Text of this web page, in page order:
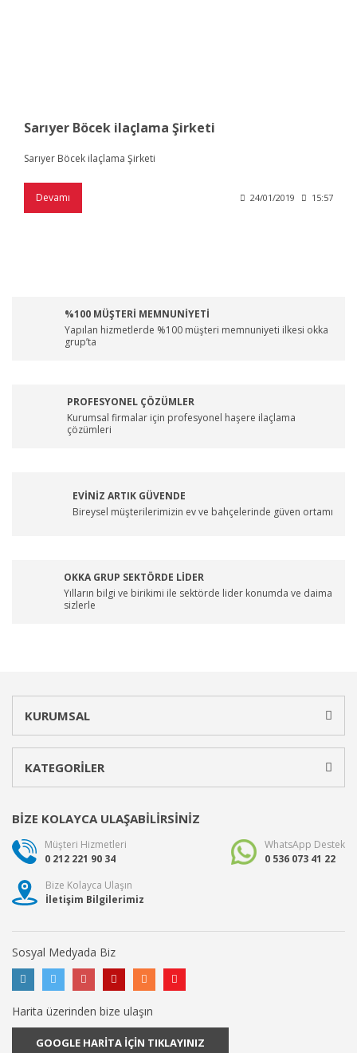
Sarıyer Böcek ilaçlama Şirketi
Sarıyer Böcek ilaçlama Şirketi
Devamı 24/01/2019 15:57
%100 MÜŞTERİ MEMNUNİYETİ
Yapılan hizmetlerde %100 müşteri memnuniyeti ilkesi okka
grup’ta
PROFESYONEL ÇÖZÜMLER
Kurumsal firmalar için profesyonel haşere ilaçlama
çözümleri
EVİNİZ ARTIK GÜVENDE
Bireysel müşterilerimizin ev ve bahçelerinde güven ortamı
OKKA GRUP SEKTÖRDE LİDER
Yılların bilgi ve birikimi ile sektörde lider konumda ve daima
sizlerle
KURUMSAL
KATEGORİLER
BİZE KOLAYCA ULAŞABİLİRSİNİZ
Müşteri Hizmetleri
0 212 221 90 34
WhatsApp Destek
0 536 073 41 22
Bize Kolayca Ulaşın
İletişim Bilgilerimiz
Sosyal Medyada Biz
Harita üzerinden bize ulaşın
GOOGLE HARİTA İÇİN TIKLAYINIZ